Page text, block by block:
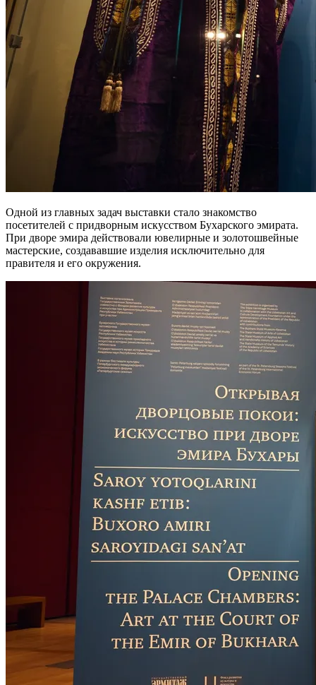
Одной из главных задач выставки стало знакомство
посетителей с придворным искусством Бухарского эмирата.
При дворе эмира действовали ювелирные и золотошвейные
мастерские, создававшие изделия исключительно для
правителя и его окружения.